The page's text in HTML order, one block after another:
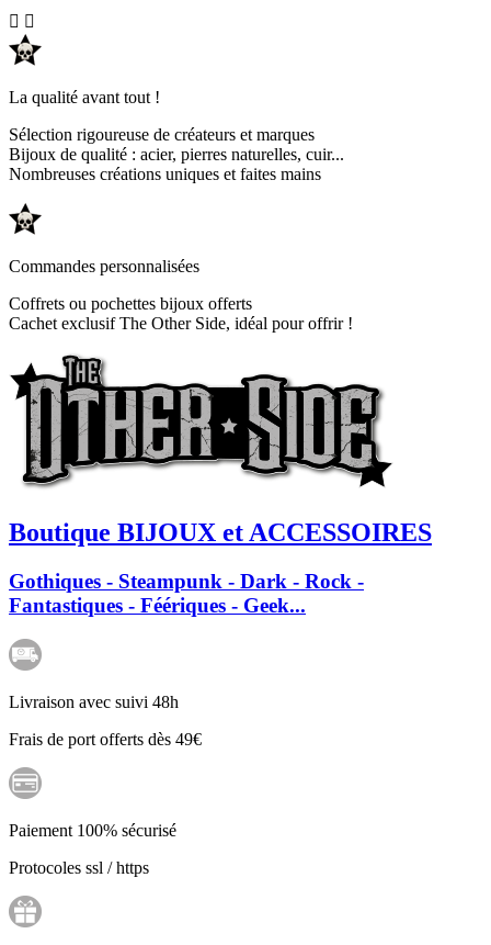
 
La qualité avant tout !
Sélection rigoureuse de créateurs et marques
Bijoux de qualité : acier, pierres naturelles, cuir...
Nombreuses créations uniques et faites mains
Commandes personnalisées
Coffrets ou pochettes bijoux offerts
Cachet exclusif The Other Side, idéal pour offrir !
Boutique BIJOUX et ACCESSOIRES
Gothiques - Steampunk - Dark - Rock -
Fantastiques - Féériques - Geek...
Livraison avec suivi 48h
Frais de port offerts dès 49€
Paiement 100% sécurisé
Protocoles ssl / https